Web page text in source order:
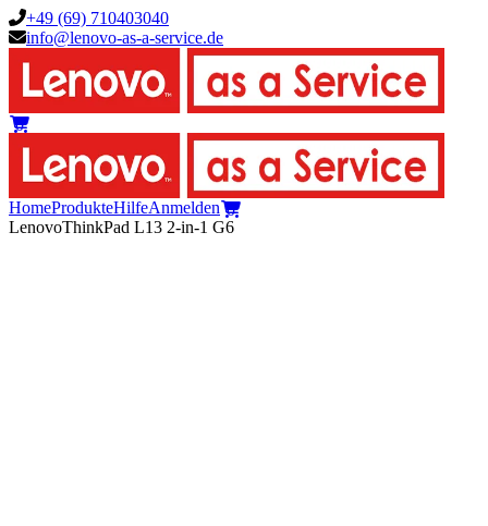
+49 (69) 710403040
info@lenovo-as-a-service.de
0
HomeProdukteHilfeAnmelden 0
LenovoThinkPad L13 2-in-1 G6